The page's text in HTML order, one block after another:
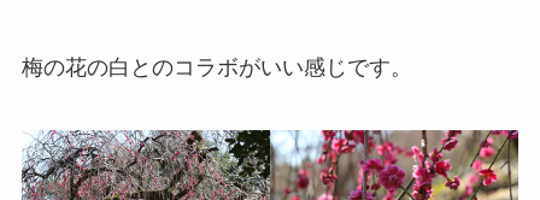
梅の花の白とのコラボがいい感じです。